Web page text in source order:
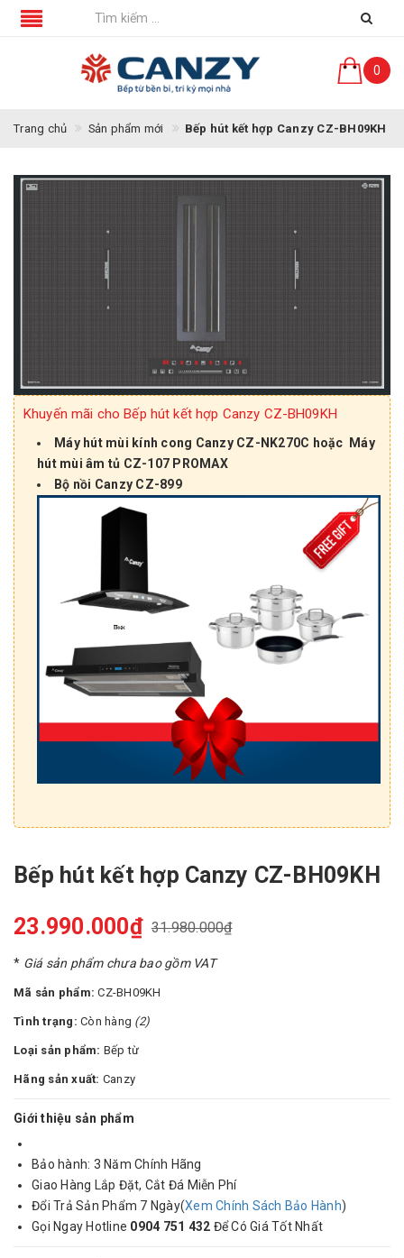
0
Trang chủ Sản phẩm mới Bếp hút kết hợp Canzy CZ-BH09KH
Khuyến mãi cho Bếp hút kết hợp Canzy CZ-BH09KH
Máy hút mùi kính cong Canzy CZ-NK270C hoặc Máy
hút mùi âm tủ CZ-107 PROMAX
Bộ nồi Canzy CZ-899
Bếp hút kết hợp Canzy CZ-BH09KH
23.990.000₫ 31.980.000₫
* Giá sản phẩm chưa bao gồm VAT
Mã sản phẩm:CZ-BH09KH
Tình trạng: Còn hàng (2)
Loại sản phẩm: Bếp từ
Hãng sản xuất: Canzy
Giới thiệu sản phẩm
Bảo hành: 3 Năm Chính Hãng
Giao Hàng Lắp Đặt, Cắt Đá Miễn Phí
Đổi Trả Sản Phẩm 7 Ngày(Xem Chính Sách Bảo Hành)
Gọi Ngay Hotline 0904 751 432 Để Có Giá Tốt Nhất